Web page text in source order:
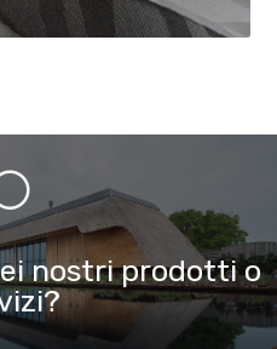
nostri prodotti o